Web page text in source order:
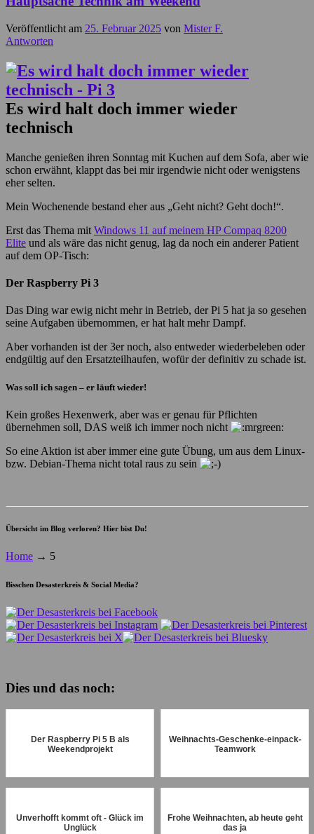
Veröffentlicht am 25. Februar 2025 von Mister F.
Antworten
Es wird halt doch immer wieder
technisch
Manche genießen ihren Sonntag mit Kuchen auf dem Sofa, aber wie
schon erwähnt, klappt das bei mir irgendwie nicht oder wenigstens
eher selten.
Mein Wochenende bestand eher aus „Geht nicht? Geht doch!“.
Erst das Thema mit Windows 11 auf meinem HP Compaq 8200
Elite und als wäre das nicht genug, lag da noch ein anderer Patient
auf dem OP-Tisch:
Der Raspberry Pi 3
Das Ding war ewig nicht mehr in Betrieb, der Pi 5 hat ja so gesehen
seine Aufgaben übernommen, er hat halt mehr Dampf.
Aber vorhanden ist der 3er noch, also entweder wiederbeleben oder
endgültig auf den Ersatzteilhaufen, wofür der definitiv zu schade ist.
Was soll ich sagen – er läuft wieder!
Kein großes Hexenwerk, aber was er genau für Pflichten
übernehmen soll, DAS weiß ich immer noch nicht
So eine Aktion ist aber immer eine gute Übung, um aus dem Linux-
bzw. Debian-Thema nicht total raus zu sein
Übersicht im Blog verloren? Hier bist Du!
Home → 5
Bisschen Desasterkreis & Social Media?
Dies und das noch:
Der Raspberry Pi 5 B als
Weekendprojekt
Weihnachts-Geschenke-einpack-
Teamwork
Unverhofft kommt oft - Glück im
Unglück
Frohe Weihnachten, ab heute geht
das ja